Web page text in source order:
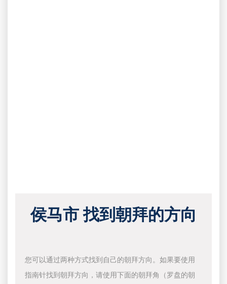
侯马市 找到朝拜的方向
您可以通过两种方式找到自己的朝拜方向。如果要使用
指南针找到朝拜方向，请使用下面的朝拜角（罗盘的朝